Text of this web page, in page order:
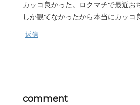
カッコ良かった。ロクマチで最近お
しか観てなかったから本当にカッコ
返信
comment